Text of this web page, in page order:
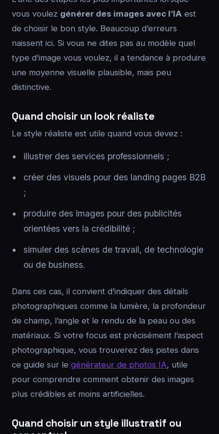
vous voulez générer des images avec l’IA est
de choisir le bon style. Beaucoup d’erreurs
naissent ici. Si vous ne dites pas au modèle quel
type d’image vous voulez, il a tendance à produire
une moyenne visuelle plausible, mais peu
distinctive.
Quand choisir un look réaliste
Le style réaliste est utile quand vous devez :
illustrer des services professionnels ;
créer des visuels pour des landing pages B2B
;
produire des images pour des publicités
orientées vers la crédibilité ;
simuler des scènes de travail, de technologie
ou de business.
Dans ces cas, il convient d’indiquer des détails
photographiques comme la lumière, la profondeur
de champ, l’angle et le rendu de la peau ou des
matériaux. Si votre focus est précisément l’aspect
photographique, vous trouverez des pistes dans
ce guide sur le générateur de photos IA, utile
pour comprendre comment obtenir des images
plus crédibles et moins artificielles.
Quand choisir un style illustratif ou